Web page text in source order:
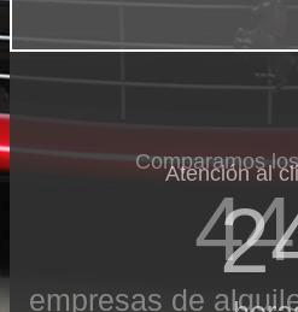
Comparamos
empresas de
Atención al